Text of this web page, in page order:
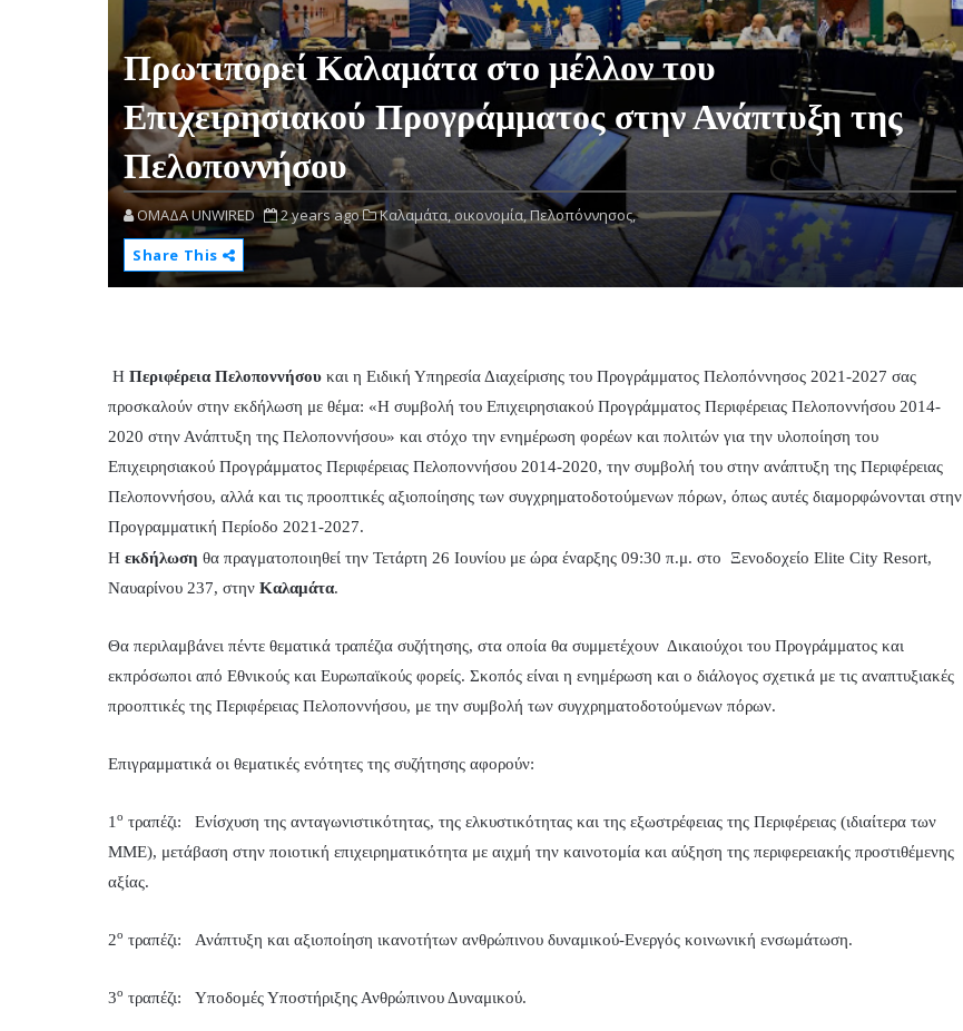
Πρωτιπορεί Καλαμάτα στο μέλλον του
Επιχειρησιακού Προγράμματος στην Ανάπτυξη της
Πελοποννήσου
OMAΔΑ UNWIRED 2 years ago Καλαμάτα,οικονομία,Πελοπόννησος,
Share This
Η Περιφέρεια Πελοποννήσου και η Ειδική Υπηρεσία Διαχείρισης του Προγράμματος Πελοπόννησος 2021-2027 σας
προσκαλούν στην εκδήλωση με θέμα: «Η συμβολή του Επιχειρησιακού Προγράμματος Περιφέρειας Πελοποννήσου 2014-
2020 στην Ανάπτυξη της Πελοποννήσου» και στόχο την ενημέρωση φορέων και πολιτών για την υλοποίηση του
Επιχειρησιακού Προγράμματος Περιφέρειας Πελοποννήσου 2014-2020, την συμβολή του στην ανάπτυξη της Περιφέρειας
Πελοποννήσου, αλλά και τις προοπτικές αξιοποίησης των συγχρηματοδοτούμενων πόρων, όπως αυτές διαμορφώνονται στην
Προγραμματική Περίοδο 2021-2027.
H εκδήλωση θα πραγματοποιηθεί την Τετάρτη 26 Ιουνίου με ώρα έναρξης 09:30 π.μ. στο Ξενοδοχείο Elite City Resort,
Ναυαρίνου 237, στην Καλαμάτα.
Θα περιλαμβάνει πέντε θεματικά τραπέζια συζήτησης, στα οποία θα συμμετέχουν Δικαιούχοι του Προγράμματος και
εκπρόσωποι από Εθνικούς και Ευρωπαϊκούς φορείς. Σκοπός είναι η ενημέρωση και ο διάλογος σχετικά με τις αναπτυξιακές
προοπτικές της Περιφέρειας Πελοποννήσου, με την συμβολή των συγχρηματοδοτούμενων πόρων.
Επιγραμματικά οι θεματικές ενότητες της συζήτησης αφορούν:
1 ο τραπέζι: Ενίσχυση της ανταγωνιστικότητας, της ελκυστικότητας και της εξωστρέφειας της Περιφέρειας (ιδιαίτερα των
ΜΜΕ), μετάβαση στην ποιοτική επιχειρηματικότητα με αιχμή την καινοτομία και αύξηση της περιφερειακής προστιθέμενης
αξίας.
2ο τραπέζι: Ανάπτυξη και αξιοποίηση ικανοτήτων ανθρώπινου δυναμικού-Ενεργός κοινωνική ενσωμάτωση.
3ο τραπέζι: Υποδομές Υποστήριξης Ανθρώπινου Δυναμικού.